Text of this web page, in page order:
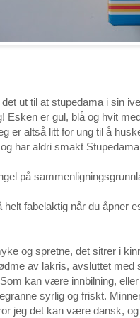
ut til at stupedama i sin
Esken er gul, blå og hvit
er altså litt for ung til å
har aldri smakt
på
helt fabelaktig når du åpner
og spretne, det sitrer i
av lakris, avsluttet
kan være innbilning,
syrlig og friskt.
jeg det kan være dansk,